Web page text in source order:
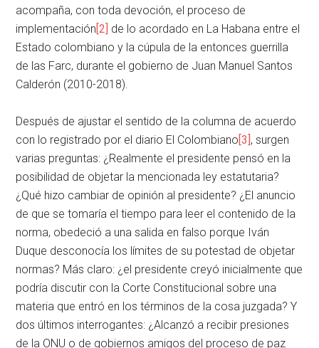
acompaña, con toda devoción, el proceso de
implementación [2] de lo acordado en La Habana entre el
Estado colombiano y la cúpula de la entonces guerrilla
de las Farc, durante el gobierno de Juan Manuel Santos
Calderón (2010-2018).
Después de ajustar el sentido de la columna de acuerdo
con lo registrado por el diario El Colombiano [3] , surgen
varias preguntas: ¿Realmente el presidente pensó en la
posibilidad de objetar la mencionada ley estatutaria?
¿Qué hizo cambiar de opinión al presidente? ¿El anuncio
de que se tomaría el tiempo para leer el contenido de la
norma, obedeció a una salida en falso porque Iván
Duque desconocía los límites de su potestad de objetar
normas? Más claro: ¿el presidente creyó inicialmente que
podría discutir con la Corte Constitucional sobre una
materia que entró en los términos de la cosa juzgada? Y
dos últimos interrogantes: ¿Alcanzó a recibir presiones
de la ONU o de gobiernos amigos del proceso de paz